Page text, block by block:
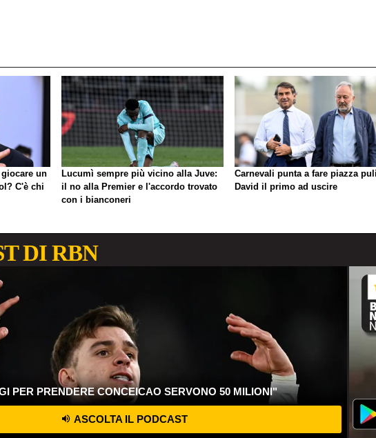
un
C'è chi
Lucumì sempre più vicino alla Juve:
il no alla Premier e l'accordo trovato
con i bianconeri
Carnevali punta a fare piazza
David il primo ad uscire
DI RBN
PER PRENDERE CONCEICAO SERVONO 50 MILIONI"
ASCOLTA IL PODCAST